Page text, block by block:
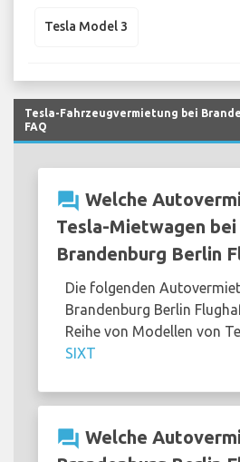
Tesla Model 3
Tesla-Fahrzeugvermietung bei
FAQ
question_answer Welche
Tesla-Mietwagen bei
Brandenburg Berlin
Die folgenden
Brandenburg Berlin
Reihe von Modellen von
SIXT
question_answer Welche